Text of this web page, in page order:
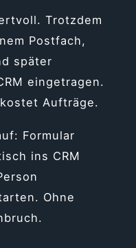
Trotzdem
Postfach,
später
eingetragen.
Aufträge.
Formular
ins CRM
Ohne